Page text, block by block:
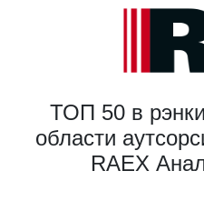
ТОП 50 в
области
RAEX